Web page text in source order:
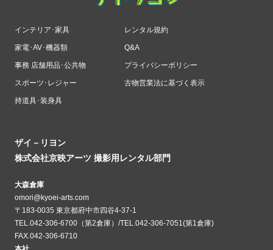
インテリア･家具
家電･AV･機器類
事務 店舗用品･公共物
スポーツ･レジャー
持道具･装身具
レンタル規約
Q&A
プライバシーポリシー
古物営業法に基づく表示
ザイ－リヨン
株式会社京映アーツ 撮影用レンタル部門
大森倉庫
omori@kyoei-arts.com
〒183-0035 東京都府中市四谷4-37-1
TEL.042-306-6700（第2倉庫）/TEL.042-306-7051(第1倉庫)
FAX.042-306-6710